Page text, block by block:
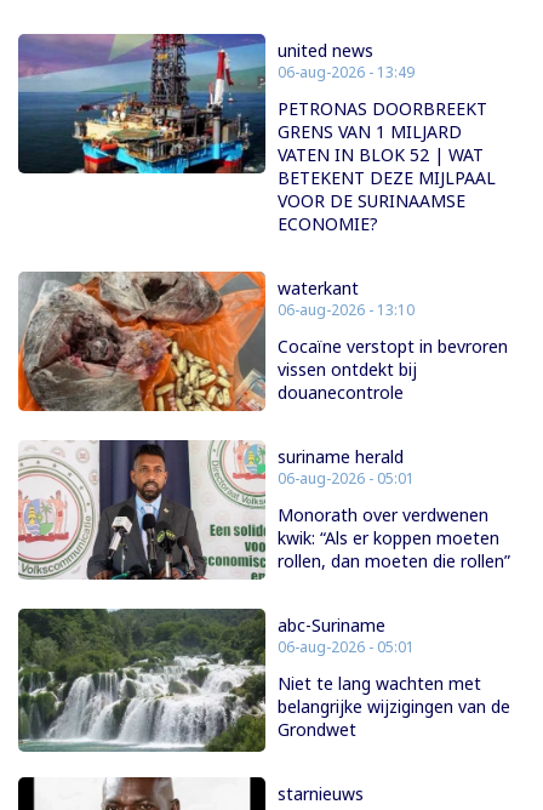
united news
06-aug-2026 - 13:49
PETRONAS DOORBREEKT
GRENS VAN 1 MILJARD
VATEN IN BLOK 52 | WAT
BETEKENT DEZE MIJLPAAL
VOOR DE SURINAAMSE
ECONOMIE?
waterkant
06-aug-2026 - 13:10
Cocaïne verstopt in bevroren
vissen ontdekt bij
douanecontrole
suriname herald
06-aug-2026 - 05:01
Monorath over verdwenen
kwik: “Als er koppen moeten
rollen, dan moeten die rollen”
abc-Suriname
06-aug-2026 - 05:01
Niet te lang wachten met
belangrijke wijzigingen van de
Grondwet
starnieuws